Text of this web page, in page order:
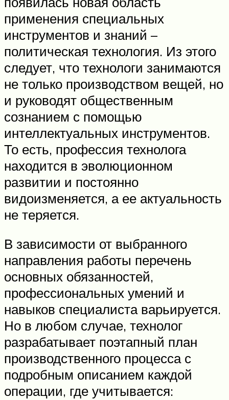
применения специальных
инструментов и знаний –
политическая технология. Из этого
следует, что технологи занимаются
не только производством вещей, но
и руководят общественным
сознанием с помощью
интеллектуальных инструментов.
То есть, профессия технолога
находится в эволюционном
развитии и постоянно
видоизменяется, а ее актуальность
не теряется.
В зависимости от выбранного
направления работы перечень
основных обязанностей,
профессиональных умений и
навыков специалиста варьируется.
Но в любом случае, технолог
разрабатывает поэтапный план
производственного процесса с
подробным описанием каждой
операции, где учитывается: